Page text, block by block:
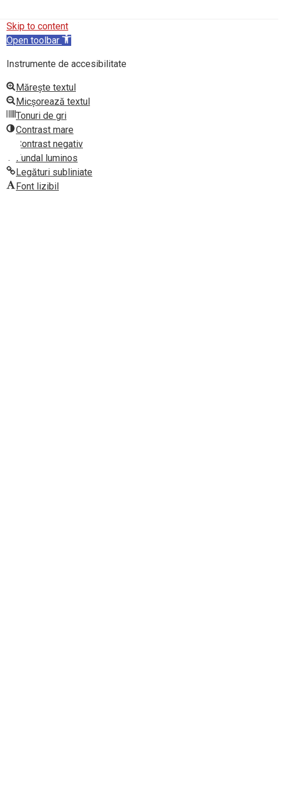
Skip to content
Open toolbar
Instrumente de accesibilitate
Mărește textul
Micșorează textul
Tonuri de gri
Contrast mare
Contrast negativ
Fundal luminos
Legături subliniate
Font lizibil